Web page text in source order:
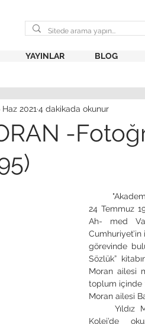
YAYINLAR BLOG
-
Haz 2021 4 dakikada okunur
24 Temmuz
Ah- med
Cumhuriyet’in
görevinde
Sözlük”
Moran ailesi
toplum içinde
Moran ailesi
	Yıldız Moran Robert
Kolej’de